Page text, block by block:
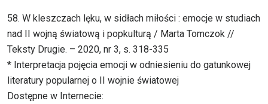
58. W kleszczach lęku, w sidłach miłości : emocje w studiach
nad II wojną światową i popkulturą / Marta Tomczok //
Teksty Drugie. – 2020, nr 3, s. 318-335
* Interpretacja pojęcia emocji w odniesieniu do gatunkowej
literatury popularnej o II wojnie światowej
Dostępne w Internecie: